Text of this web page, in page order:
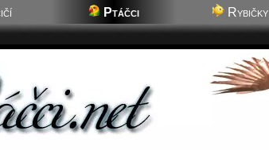
Ptáčci Rybičky